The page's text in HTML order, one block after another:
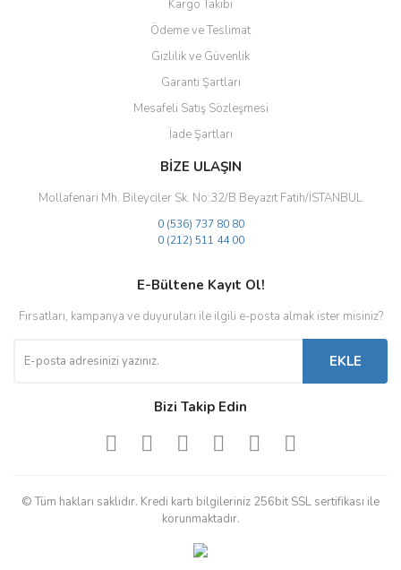
Gönder
Kargo Takibi
Ödeme ve Teslimat
Gizlilik ve Güvenlik
Garanti Şartları
Mesafeli Satış Sözleşmesi
İade Şartları
BİZE ULAŞIN
Mollafenari Mh. Bileyciler Sk. No:32/B Beyazıt Fatih/İSTANBUL
0 (536) 737 80 80
0 (212) 511 44 00
E-Bültene Kayıt Ol!
Fırsatları, kampanya ve duyuruları ile ilgili e-posta almak ister misiniz?
EKLE
Bizi Takip Edin
© Tüm hakları saklıdır. Kredi kartı bilgileriniz 256bit SSL sertifikası ile
korunmaktadır.